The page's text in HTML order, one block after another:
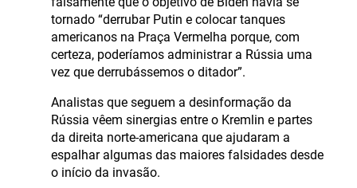
tornado “derrubar Putin e colocar tanques
americanos na Praça Vermelha porque, com
certeza, poderíamos administrar a Rússia uma
vez que derrubássemos o ditador”.
Analistas que seguem a desinformação da
Rússia vêem sinergias entre o Kremlin e partes
da direita norte-americana que ajudaram a
espalhar algumas das maiores falsidades desde
o início da invasão.